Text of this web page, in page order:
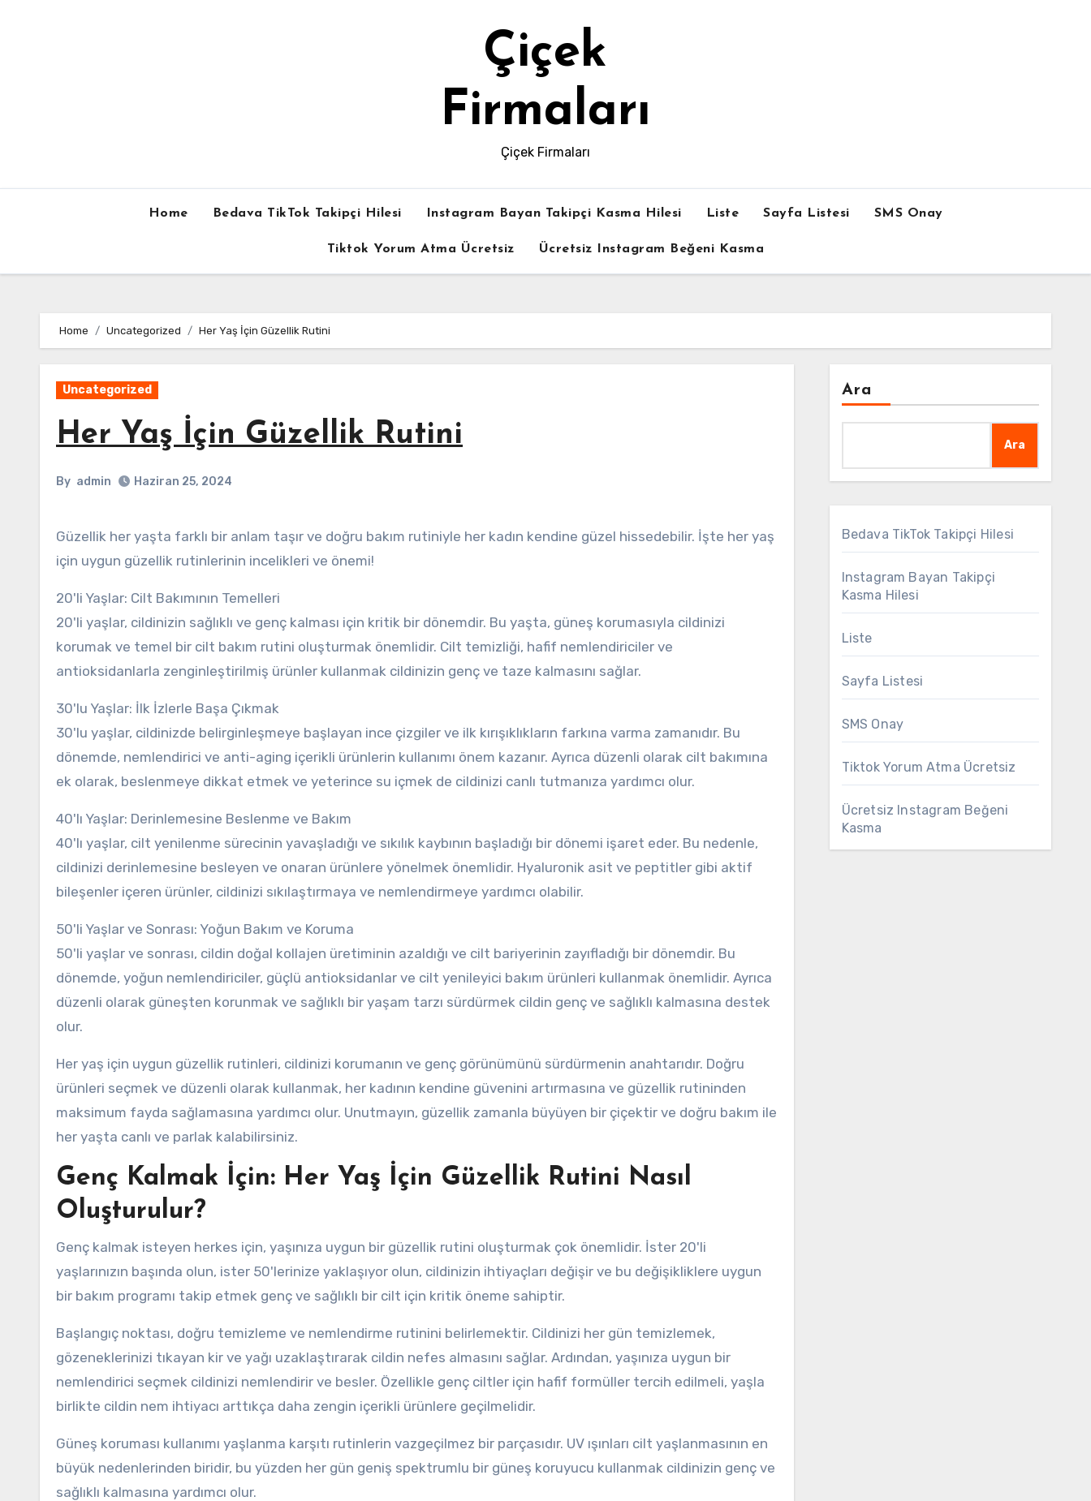
Çiçek
Firmaları
Çiçek Firmaları
Home Bedava TikTok Takipçi Hilesi Instagram Bayan Takipçi Kasma Hilesi Liste Sayfa Listesi SMS Onay
Tiktok Yorum Atma Ücretsiz Ücretsiz Instagram Beğeni Kasma
Home Uncategorized Her Yaş İçin Güzellik Rutini
Uncategorized
Her Yaş İçin Güzellik Rutini
By admin Haziran 25, 2024
Güzellik her yaşta farklı bir anlam taşır ve doğru bakım rutiniyle her kadın kendine güzel hissedebilir. İşte her yaş
için uygun güzellik rutinlerinin incelikleri ve önemi!
20'li Yaşlar: Cilt Bakımının Temelleri
20'li yaşlar, cildinizin sağlıklı ve genç kalması için kritik bir dönemdir. Bu yaşta, güneş korumasıyla cildinizi
korumak ve temel bir cilt bakım rutini oluşturmak önemlidir. Cilt temizliği, hafif nemlendiriciler ve
antioksidanlarla zenginleştirilmiş ürünler kullanmak cildinizin genç ve taze kalmasını sağlar.
30'lu Yaşlar: İlk İzlerle Başa Çıkmak
30'lu yaşlar, cildinizde belirginleşmeye başlayan ince çizgiler ve ilk kırışıklıkların farkına varma zamanıdır. Bu
dönemde, nemlendirici ve anti-aging içerikli ürünlerin kullanımı önem kazanır. Ayrıca düzenli olarak cilt bakımına
ek olarak, beslenmeye dikkat etmek ve yeterince su içmek de cildinizi canlı tutmanıza yardımcı olur.
40'lı Yaşlar: Derinlemesine Beslenme ve Bakım
40'lı yaşlar, cilt yenilenme sürecinin yavaşladığı ve sıkılık kaybının başladığı bir dönemi işaret eder. Bu nedenle,
cildinizi derinlemesine besleyen ve onaran ürünlere yönelmek önemlidir. Hyaluronik asit ve peptitler gibi aktif
bileşenler içeren ürünler, cildinizi sıkılaştırmaya ve nemlendirmeye yardımcı olabilir.
50'li Yaşlar ve Sonrası: Yoğun Bakım ve Koruma
50'li yaşlar ve sonrası, cildin doğal kollajen üretiminin azaldığı ve cilt bariyerinin zayıfladığı bir dönemdir. Bu
dönemde, yoğun nemlendiriciler, güçlü antioksidanlar ve cilt yenileyici bakım ürünleri kullanmak önemlidir. Ayrıca
düzenli olarak güneşten korunmak ve sağlıklı bir yaşam tarzı sürdürmek cildin genç ve sağlıklı kalmasına destek
olur.
Her yaş için uygun güzellik rutinleri, cildinizi korumanın ve genç görünümünü sürdürmenin anahtarıdır. Doğru
ürünleri seçmek ve düzenli olarak kullanmak, her kadının kendine güvenini artırmasına ve güzellik rutininden
maksimum fayda sağlamasına yardımcı olur. Unutmayın, güzellik zamanla büyüyen bir çiçektir ve doğru bakım ile
her yaşta canlı ve parlak kalabilirsiniz.
Genç Kalmak İçin: Her Yaş İçin Güzellik Rutini Nasıl
Oluşturulur?
Genç kalmak isteyen herkes için, yaşınıza uygun bir güzellik rutini oluşturmak çok önemlidir. İster 20'li
yaşlarınızın başında olun, ister 50'lerinize yaklaşıyor olun, cildinizin ihtiyaçları değişir ve bu değişikliklere uygun
bir bakım programı takip etmek genç ve sağlıklı bir cilt için kritik öneme sahiptir.
Başlangıç noktası, doğru temizleme ve nemlendirme rutinini belirlemektir. Cildinizi her gün temizlemek,
gözeneklerinizi tıkayan kir ve yağı uzaklaştırarak cildin nefes almasını sağlar. Ardından, yaşınıza uygun bir
nemlendirici seçmek cildinizi nemlendirir ve besler. Özellikle genç ciltler için hafif formüller tercih edilmeli, yaşla
birlikte cildin nem ihtiyacı arttıkça daha zengin içerikli ürünlere geçilmelidir.
Güneş koruması kullanımı yaşlanma karşıtı rutinlerin vazgeçilmez bir parçasıdır. UV ışınları cilt yaşlanmasının en
büyük nedenlerinden biridir, bu yüzden her gün geniş spektrumlu bir güneş koruyucu kullanmak cildinizin genç ve
sağlıklı kalmasına yardımcı olur.
Ara
Ara
Bedava TikTok Takipçi Hilesi
Instagram Bayan Takipçi
Kasma Hilesi
Liste
Sayfa Listesi
SMS Onay
Tiktok Yorum Atma Ücretsiz
Ücretsiz Instagram Beğeni
Kasma